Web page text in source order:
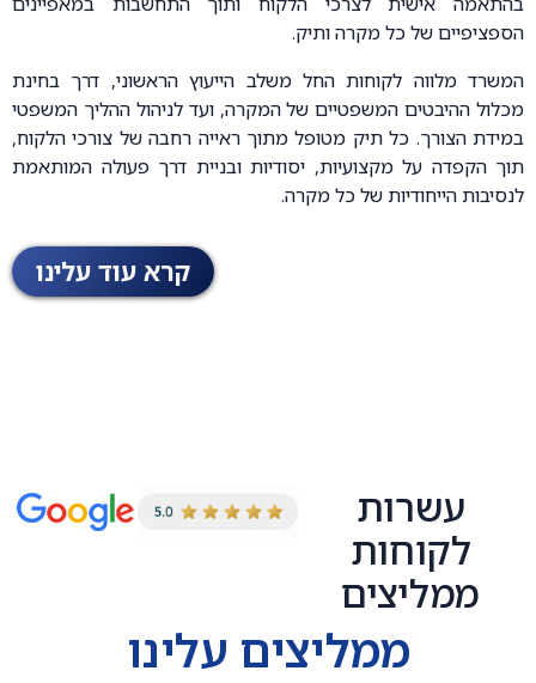
הספציפיים של כל מקרה ותיק.
המשרד מלווה לקוחות החל משלב הייעוץ הראשוני, דרך בחינת
מכלול ההיבטים המשפטיים של המקרה, ועד לניהול ההליך המשפטי
במידת הצורך. כל תיק מטופל מתוך ראייה רחבה של צורכי הלקוח,
תוך הקפדה על מקצועיות, יסודיות ובניית דרך פעולה המותאמת
לנסיבות הייחודיות של כל מקרה.
קרא עוד עלינו
עשרות
לקוחות
ממליצים
ממליצים עלינו